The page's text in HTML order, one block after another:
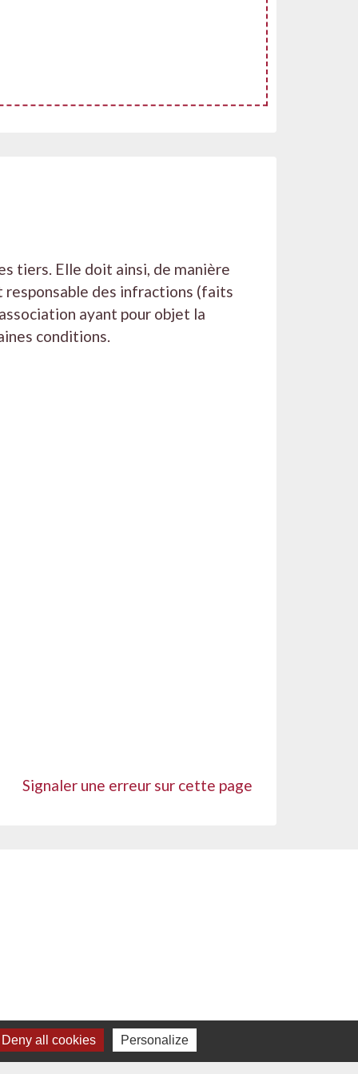
tiers. Elle doit ainsi, de manière
des infractions (faits
ayant pour objet la
conditions.
Signaler une erreur sur cette page
Deny all cookies Personalize